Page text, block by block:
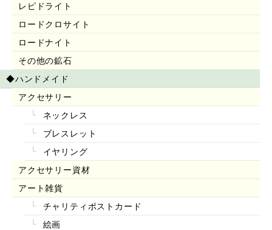
レピドライト
ロードクロサイト
ロードナイト
その他の鉱石
◆ハンドメイド
アクセサリー
ネックレス
ブレスレット
イヤリング
アクセサリー資材
アート雑貨
チャリティポストカード
絵画